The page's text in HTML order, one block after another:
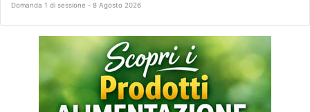
Domanda 1 di sessione - 8 Agosto 2026